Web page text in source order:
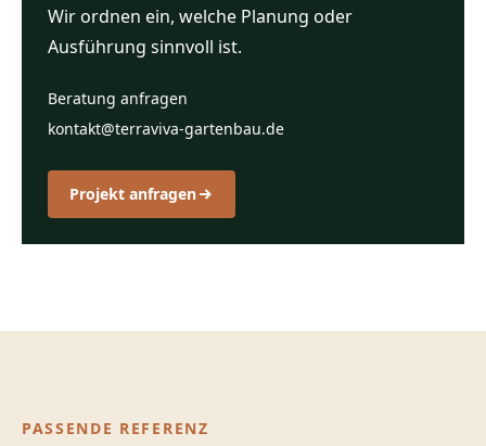
Wir ordnen ein, welche Planung oder
Ausführung sinnvoll ist.
Beratung anfragen
kontakt@terraviva-gartenbau.de
Projekt anfragen
PASSENDE REFERENZ